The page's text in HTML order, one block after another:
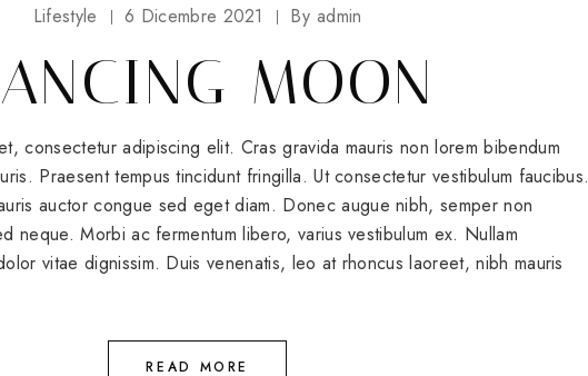
Lifestyle 6 Dicembre 2021 By admin
MOON
consectetur adipiscing elit. Cras gravida mauris non lorem bibendum
Praesent tempus tincidunt fringilla. Ut consectetur vestibulum faucibus.
auctor congue sed eget diam. Donec augue nibh, semper non
neque. Morbi ac fermentum libero, varius vestibulum ex. Nullam
vitae dignissim. Duis venenatis, leo at rhoncus laoreet, nibh mauris
READ MORE